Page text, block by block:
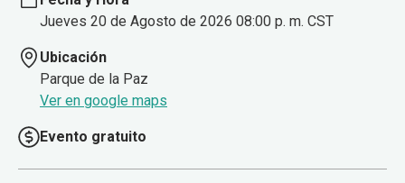
Jueves 20 de Agosto de 2026 08:00 p. m. CST
Ubicación
Parque de la Paz
Ver en google maps
Evento gratuito